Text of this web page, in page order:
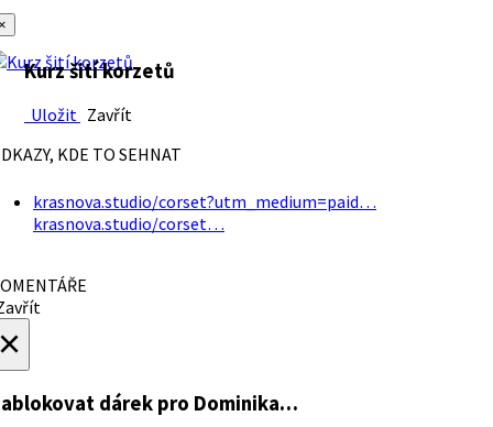
Kurz šití korzetů
Uložit Zavřít
KDE TO SEHNAT
krasnova.studio/corset?utm_medium=paid…
krasnova.studio/corset…
dárek pro Dominika…